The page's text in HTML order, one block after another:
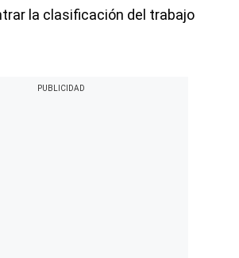
la clasificación del trabajo